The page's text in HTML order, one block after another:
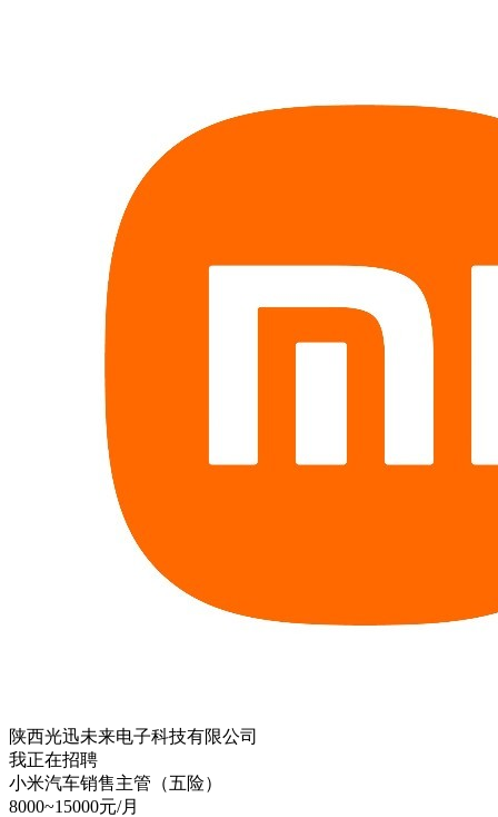
陕西光迅未来电子科技有限公司
我正在招聘
小米汽车销售主管（五险）
8000~15000元/月